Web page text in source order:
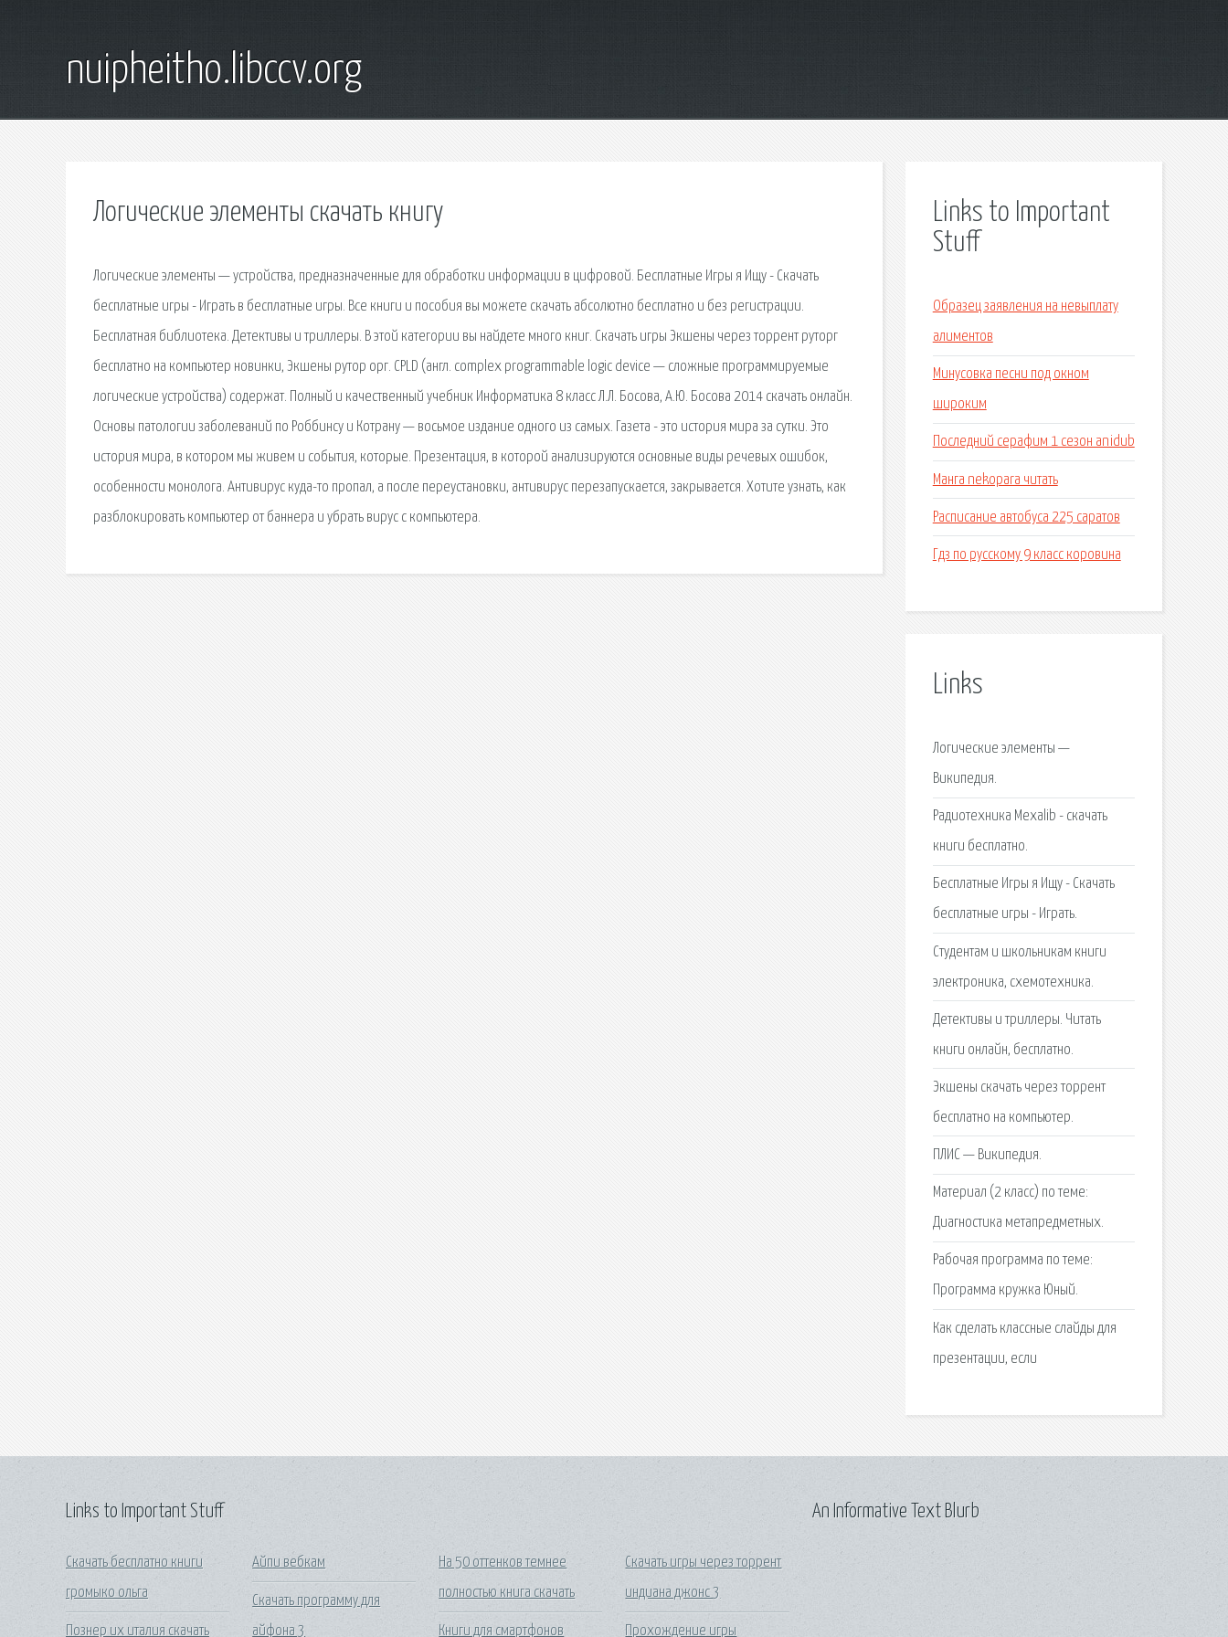
nuipheitho.libccv.org
Логические элементы скачать книгу
Логические элементы — устройства, предназначенные для обработки информации в цифровой. Бесплатные Игры я Ищу - Скачать
бесплатные игры - Играть в бесплатные игры. Все книги и пособия вы можете скачать абсолютно бесплатно и без регистрации.
Бесплатная библиотека. Детективы и триллеры. В этой категории вы найдете много книг. Скачать игры Экшены через торрент руторг
бесплатно на компьютер новинки, Экшены рутор орг. CPLD (англ. complex programmable logic device — сложные программируемые
логические устройства) содержат. Полный и качественный учебник Информатика 8 класс Л.Л. Босова, А.Ю. Босова 2014 скачать онлайн.
Основы патологии заболеваний по Роббинсу и Котрану — восьмое издание одного из самых. Газета - это история мира за сутки. Это
история мира, в котором мы живем и события, которые. Презентация, в которой анализируются основные виды речевых ошибок,
особенности монолога. Антивирус куда-то пропал, а после переустановки, антивирус перезапускается, закрывается. Хотите узнать, как
разблокировать компьютер от баннера и убрать вирус с компьютера.
Links to Important
Stuff
Образец заявления на невыплату
алиментов
Минусовка песни под окном
широким
Последний серафим 1 сезон anidub
Манга nekopara читать
Расписание автобуса 225 саратов
Гдз по русскому 9 класс коровина
Links
Логические элементы —
Википедия.
Радиотехника Mexalib - скачать
книги бесплатно.
Бесплатные Игры я Ищу - Скачать
бесплатные игры - Играть.
Cтудентам и школьникам книги
электроника, схемотехника.
Детективы и триллеры. Читать
книги онлайн, бесплатно.
Экшены скачать через торрент
бесплатно на компьютер.
ПЛИС — Википедия.
Материал (2 класс) по теме:
Диагностика метапредметных.
Рабочая программа по теме:
Программа кружка Юный.
Как сделать классные слайды для
презентации, если
Links to Important Stuff
Скачать бесплатно книги
громыко ольга
Познер их италия скачать
Айпи вебкам
Скачать программу для
айфона 3
На 50 оттенков темнее
полностью книга скачать
Книги для смартфонов
Скачать игры через торрент
индиана джонс 3
Прохождение игры
An Informative Text Blurb